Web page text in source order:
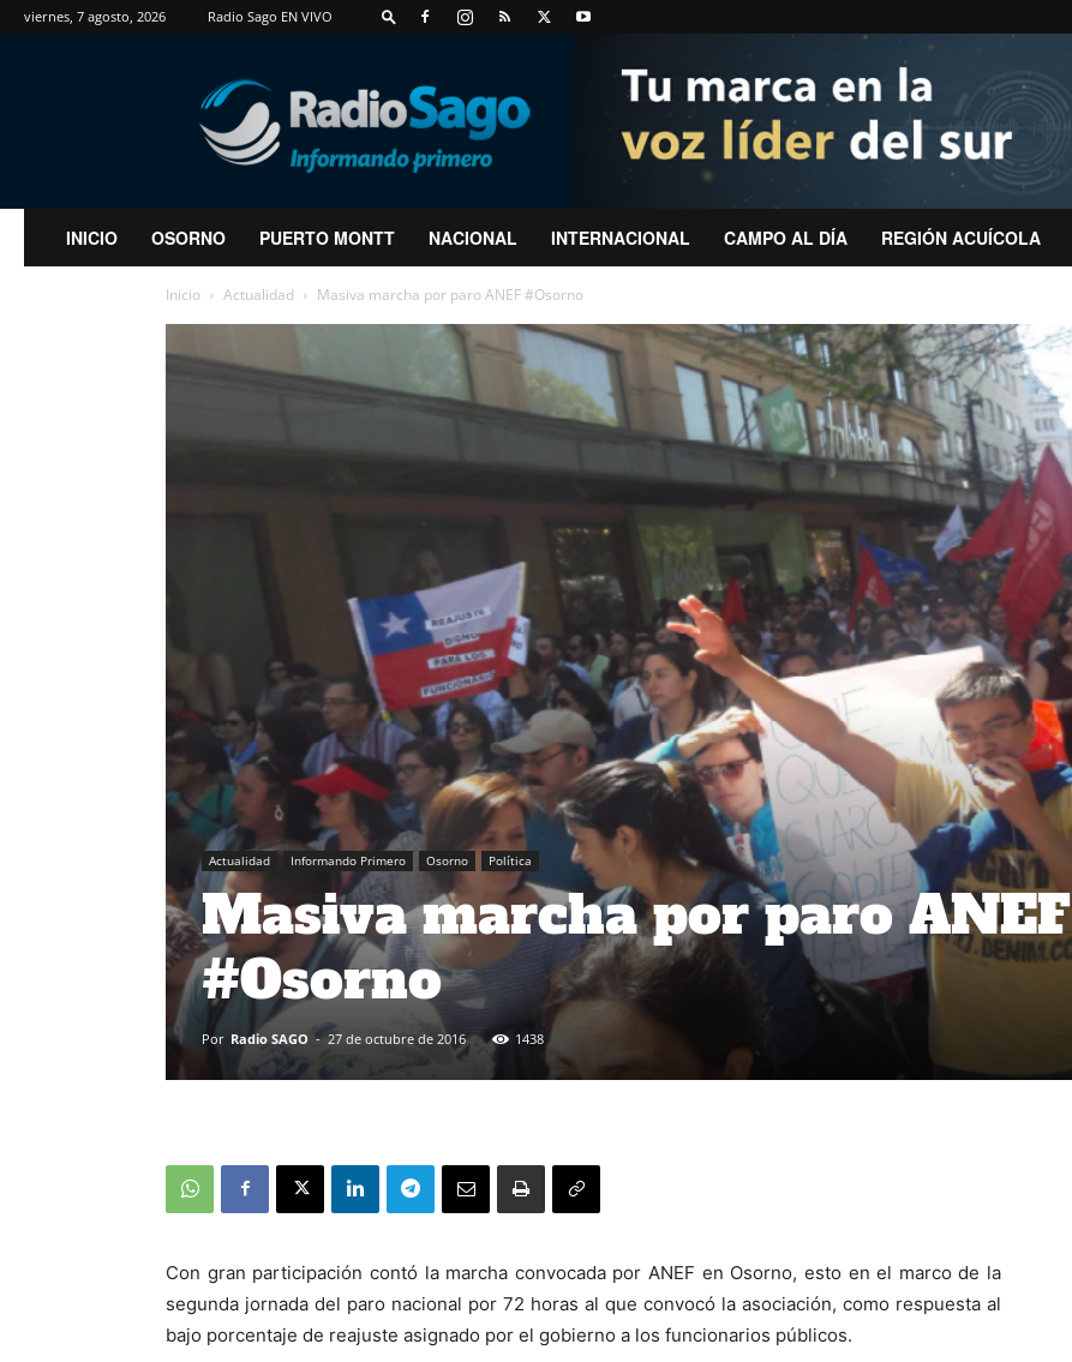
viernes, 7 agosto, 2026 Radio Sago EN VIVO
RadioSago
INICIO OSORNO PUERTO MONTT NACIONAL INTERNACIONAL CAMPO AL DÍA REGIÓN ACUÍCOLA
Inicio Actualidad Masiva marcha por paro ANEF #Osorno
Actualidad Informando Primero Osorno Política
Masiva marcha por paro ANEF
#Osorno
Por Radio SAGO - 27 de octubre de 2016 1438
Con gran participación contó la marcha convocada por ANEF en Osorno, esto en el marco de la
segunda jornada del paro nacional por 72 horas al que convocó la asociación, como respuesta al
bajo porcentaje de reajuste asignado por el gobierno a los funcionarios públicos.